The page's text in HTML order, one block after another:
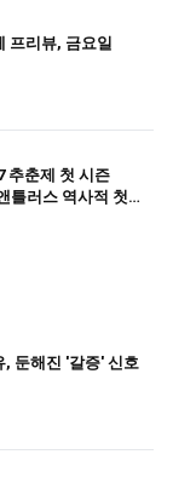
프리뷰, 금요일
추춘제 첫 시즌
틀러스 역사적 첫
, 둔해진 '갈증' 신호